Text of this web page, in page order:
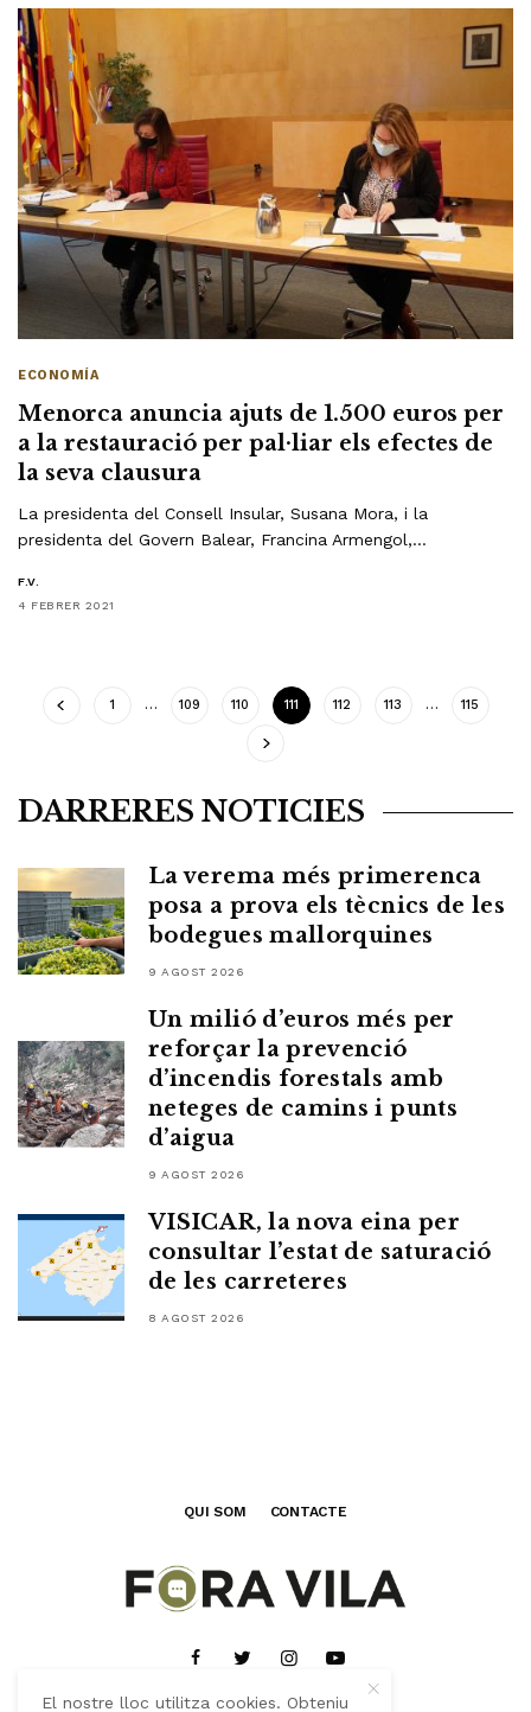
ECONOMÍA
Menorca anuncia ajuts de 1.500 euros per
a la restauració per pal·liar els efectes de
la seva clausura
La presidenta del Consell Insular, Susana Mora, i la
presidenta del Govern Balear, Francina Armengol,…
F.V.
4 FEBRER 2021
1 … 109 110 111 112 113 … 115
DARRERES NOTICIES
La verema més primerenca
posa a prova els tècnics de les
bodegues mallorquines
9 AGOST 2026
Un milió d’euros més per
reforçar la prevenció
d’incendis forestals amb
neteges de camins i punts
d’aigua
9 AGOST 2026
VISICAR, la nova eina per
consultar l’estat de saturació
de les carreteres
8 AGOST 2026
QUI SOM CONTACTE
El nostre lloc utilitza cookies. Obteniu